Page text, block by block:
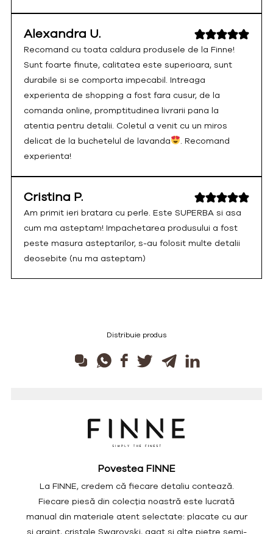
Alexandra U.
Recomand cu toata caldura produsele de la Finne!
Sunt foarte finute, calitatea este superioara, sunt
durabile si se comporta impecabil. Intreaga
experienta de shopping a fost fara cusur, de la
comanda online, promptitudinea livrarii pana la
atentia pentru detalii. Coletul a venit cu un miros
delicat de la buchetelul de lavanda
. Recomand
experienta!
Cristina P.
Am primit ieri bratara cu perle. Este SUPERBA si asa
cum ma asteptam! Impachetarea produsului a fost
peste masura asteptarilor, s-au folosit multe detalii
deosebite (nu ma asteptam)
Distribuie produs
Povestea FINNE
La FINNE, credem că fiecare detaliu contează.
Fiecare piesă din colecția noastră este lucrată
manual din materiale atent selectate: placate cu aur